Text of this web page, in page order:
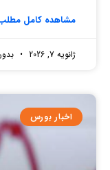
مشاهده کامل
ژانویه 7, 2026
اخبار بورس